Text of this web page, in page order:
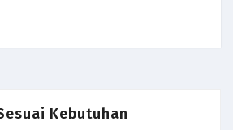
Kebutuhan